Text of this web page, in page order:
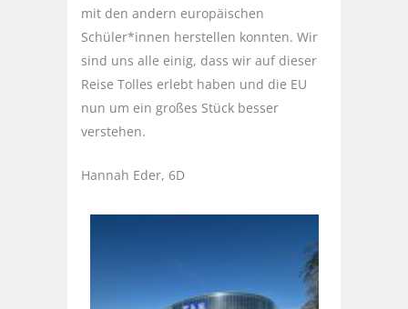
mit den andern europäischen
Schüler*innen herstellen konnten. Wir
sind uns alle einig, dass wir auf dieser
Reise Tolles erlebt haben und die EU
nun um ein großes Stück besser
verstehen.
Hannah Eder, 6D